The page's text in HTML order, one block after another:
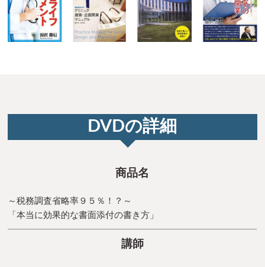
DVDの詳細
商品名
～税務調査省略率９５％！？～
「本当に効果的な書面添付の書き方」
講師